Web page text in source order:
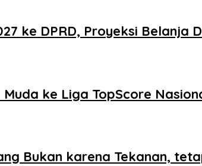
ke DPRD, Proyeksi Belanja
ke Liga TopScore
Bukan karena Tekanan,